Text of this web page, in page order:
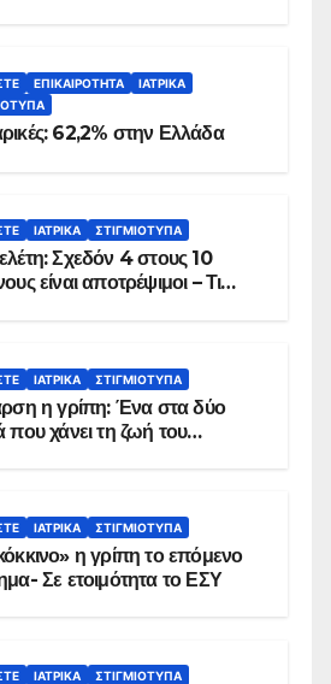
ΕΠΙΚΑΙΡΌΤΗΤΑ
ΙΑΤΡΙΚΆ
62,2% στην Ελλάδα
ΙΑΤΡΙΚΆ ΣΤΙΓΜΙΌΤΥΠΑ
Σχεδόν 4 στους 10
είναι αποτρέψιμοι – Τι
ΙΑΤΡΙΚΆ ΣΤΙΓΜΙΌΤΥΠΑ
η γρίπη: Ένα στα δύο
που χάνει τη ζωή του
ΙΑΤΡΙΚΆ ΣΤΙΓΜΙΌΤΥΠΑ
η γρίπη το επόμενο
Σε ετοιμότητα το ΕΣΥ
ΙΑΤΡΙΚΆ ΣΤΙΓΜΙΌΤΥΠΑ